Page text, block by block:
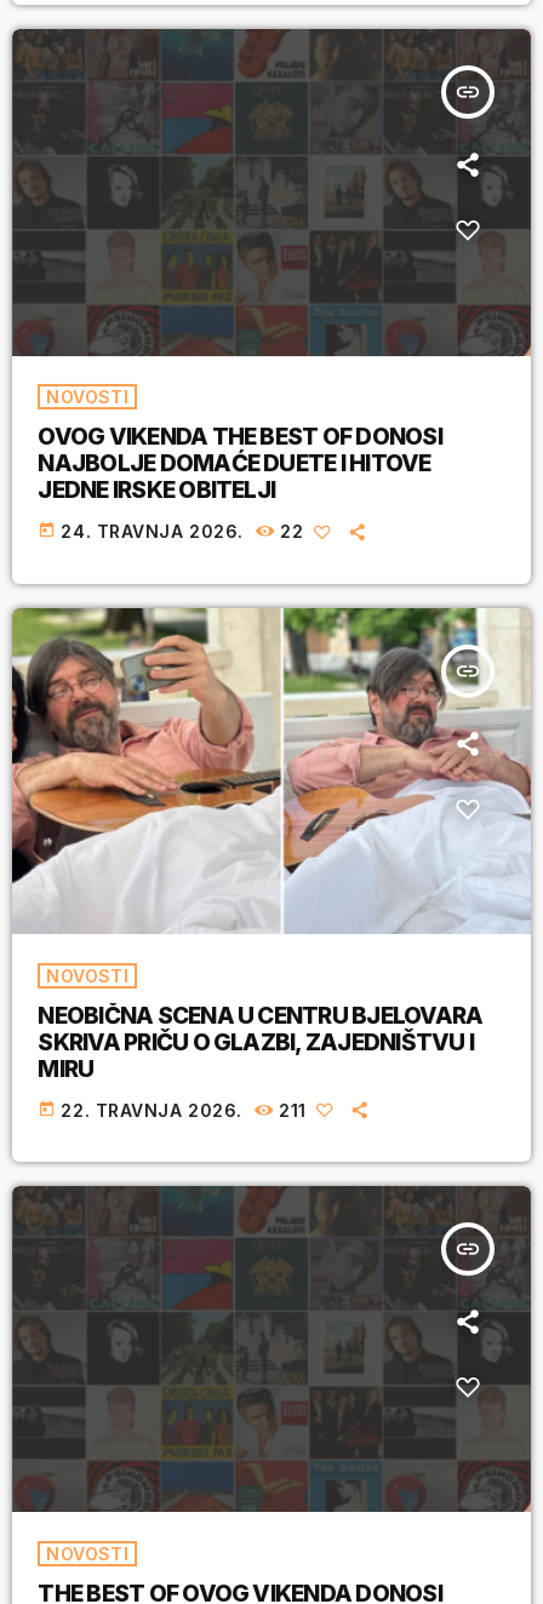
insert_link
NOVOSTI
OVOG VIKENDA THE BEST OF DONOSI
NAJBOLJE DOMAĆE DUETE I HITOVE
JEDNE IRSKE OBITELJI
today 24. TRAVNJA 2026. 22
insert_link
NOVOSTI
NEOBIČNA SCENA U CENTRU BJELOVARA
SKRIVA PRIČU O GLAZBI, ZAJEDNIŠTVU I
MIRU
today 22. TRAVNJA 2026. 211
insert_link
NOVOSTI
THE BEST OF OVOG VIKENDA DONOSI